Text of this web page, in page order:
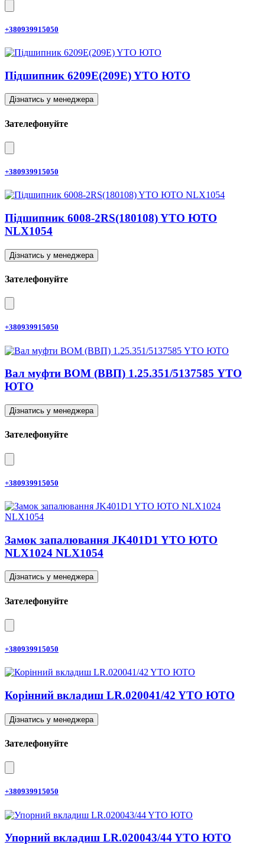
+380939915050
Підшипник 6209E(209E) YTO ЮТО
Дізнатись у менеджера
Зателефонуйте
+380939915050
Підшипник 6008-2RS(180108) YTO ЮТО
NLX1054
Дізнатись у менеджера
Зателефонуйте
+380939915050
Вал муфти ВОМ (ВВП) 1.25.351/5137585 YTO
ЮТО
Дізнатись у менеджера
Зателефонуйте
+380939915050
Замок запалювання JK401D1 YTO ЮТО
NLX1024 NLX1054
Дізнатись у менеджера
Зателефонуйте
+380939915050
Корінний вкладиш LR.020041/42 YTO ЮТО
Дізнатись у менеджера
Зателефонуйте
+380939915050
Упорний вкладиш LR.020043/44 YTO ЮТО